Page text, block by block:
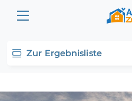
Zur Ergebnisliste